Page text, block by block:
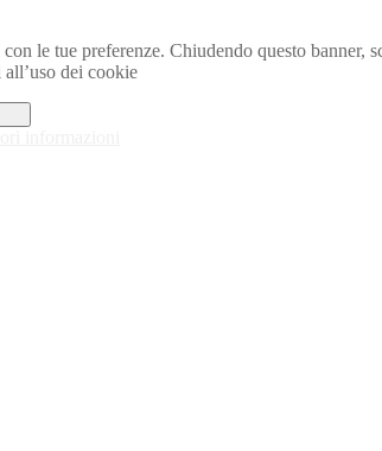
le tue preferenze. Chiudendo questo banner,
all’uso dei cookie